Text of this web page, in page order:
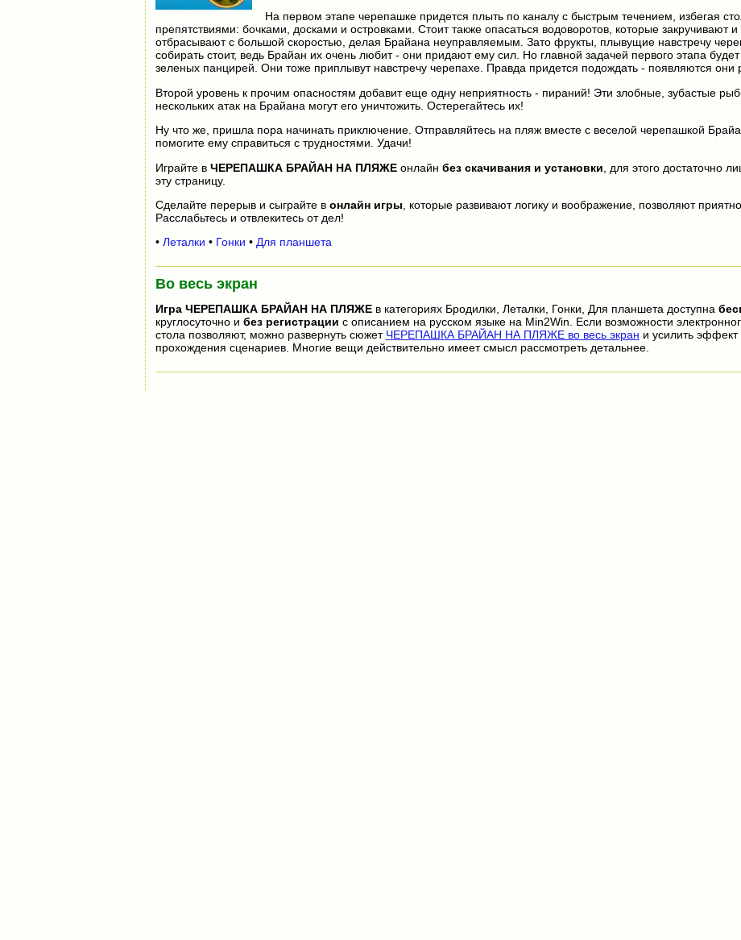
На первом этапе черепашке придется плыть по каналу с быстрым течением, избегая
препятствиями: бочками, досками и островками. Стоит также опасаться водоворотов, которые закручивают и
отбрасывают с большой скоростью, делая Брайана неуправляемым. Зато фрукты, плывущие навстречу
собирать стоит, ведь Брайан их очень любит - они придают ему сил. Но главной задачей первого этапа
зеленых панцирей. Они тоже приплывут навстречу черепахе. Правда придется подождать - появляются они
Второй уровень к прочим опасностям добавит еще одну неприятность - пираний! Эти злобные, зубастые
нескольких атак на Брайана могут его уничтожить. Остерегайтесь их!
Ну что же, пришла пора начинать приключение. Отправляйтесь на пляж вместе с веселой черепашкой
помогите ему справиться с трудностями. Удачи!
Играйте в ЧЕРЕПАШКА БРАЙАН НА ПЛЯЖЕонлайн без скачивания и установки , для этого достаточно
эту страницу.
Сделайте перерыв и сыграйте в онлайн игры , которые развивают логику и воображение, позволяют приятно
Расслабьтесь и отвлекитесь от дел!
• Леталки • Гонки • Для планшета
Во весь экран
Игра ЧЕРЕПАШКА БРАЙАН НА ПЛЯЖЕв категориях Бродилки, Леталки, Гонки, Для планшета доступна
круглосуточно и без регистрации с описанием на русском языке на Min2Win. Если возможности
стола позволяют, можно развернуть сюжет ЧЕРЕПАШКА БРАЙАН НА ПЛЯЖЕ во весь экран и усилить эффект
прохождения сценариев. Многие вещи действительно имеет смысл рассмотреть детальнее.